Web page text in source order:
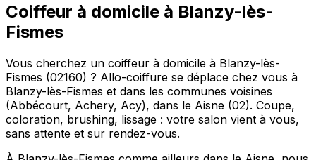
Coiffeur à domicile à Blanzy-lès-
Fismes
Vous cherchez un coiffeur à domicile à Blanzy-lès-
Fismes (02160) ? Allo-coiffure se déplace chez vous à
Blanzy-lès-Fismes et dans les communes voisines
(Abbécourt, Achery, Acy), dans le Aisne (02). Coupe,
coloration, brushing, lissage : votre salon vient à vous,
sans attente et sur rendez-vous.